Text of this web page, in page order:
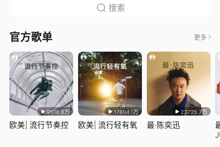
官方歌单 更多
9516.8万
欧美| 流行节奏控
17804.1万
欧美| 流行轻有氧
23725.7万
最·陈奕迅